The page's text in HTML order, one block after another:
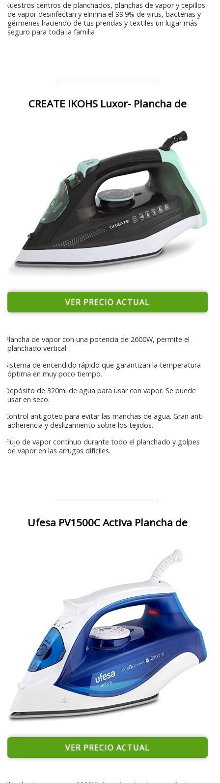
Nuestros centros de planchados, planchas de vapor y cepillos
de vapor desinfectan y elimina el 99.9% de virus, bacterias y
gérmenes haciendo de tus prendas y textiles un lugar más
seguro para toda la familia
CREATE IKOHS Luxor- Plancha de
VER PRECIO ACTUAL
Plancha de vapor con una potencia de 2600W, permite el
planchado vertical.
Sistema de encendido rápido que garantizan la temperatura
óptima en muy poco tiempo.
Depósito de 320ml de agua para usar con vapor. Se puede
usar en seco.
Control antigoteo para evitar las manchas de agua. Gran anti
adherencia y deslizamiento sobre los tejidos.
Flujo de vapor continuo durante todo el planchado y golpes
de vapor en las arrugas difíciles.
Ufesa PV1500C Activa Plancha de
VER PRECIO ACTUAL